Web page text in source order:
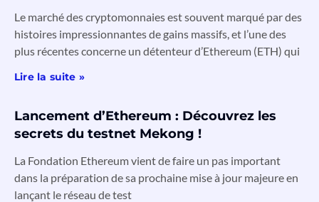
Le marché des cryptomonnaies est souvent marqué par des
histoires impressionnantes de gains massifs, et l’une des
plus récentes concerne un détenteur d’Ethereum (ETH) qui
Lire la suite »
Lancement d’Ethereum : Découvrez les
secrets du testnet Mekong !
La Fondation Ethereum vient de faire un pas important
dans la préparation de sa prochaine mise à jour majeure en
lançant le réseau de test